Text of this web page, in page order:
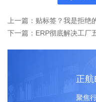
上一篇：贴标签？我是拒
下一篇：ERP彻底解决工厂
正
聚焦